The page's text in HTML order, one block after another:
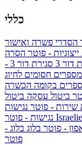
כללי
הסדרי פשרה ואישור
- פוטר הסרה
דור 3
סגירת דור 3 -
מספרים חסומים לחיוג
בקומה הכשרה
ביטול עסקה ביטול
שירות - פוטר נגישות
- פוטר בלוג בלוג -
פוטר